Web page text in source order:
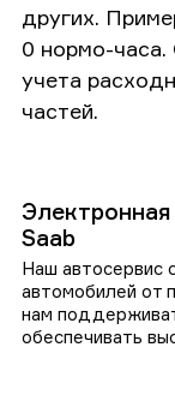
других.
0 нормо-часа.
учета
частей.
Saab
Наш автосервис
автомобилей от
нам
обеспечивать